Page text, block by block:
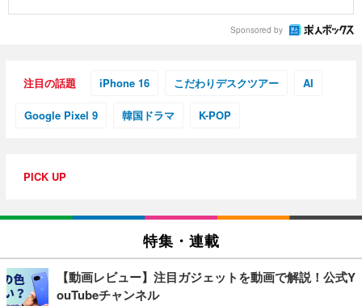
Sponsored by
注目の話題 iPhone 16 こだわりデスクツアー AI
Google Pixel 9 韓国ドラマ K-POP
PICK UP
特集・連載
【動画レビュー】注目ガジェットを動画で解説！公式Y
ouTubeチャンネル